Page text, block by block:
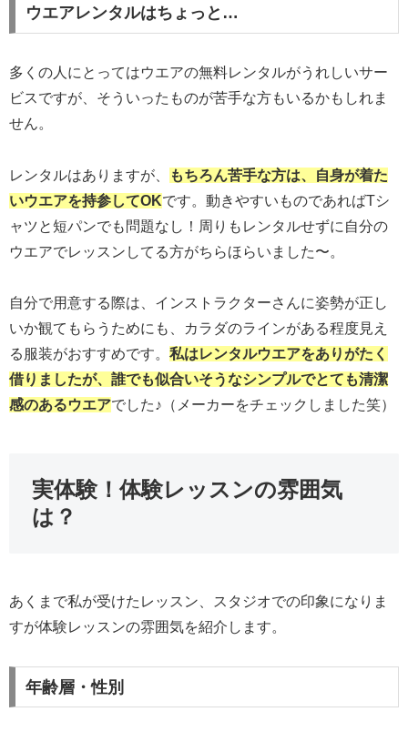
ウエアレンタルはちょっと…
多くの人にとってはウエアの無料レンタルがうれしいサー
ビスですが、そういったものが苦手な方もいるかもしれま
せん。
レンタルはありますが、
もちろん苦手な方は、自身が着た
いウエアを持参してOKです。動きやすいものであればTシ
ャツと短パンでも問題なし！周りもレンタルせずに自分の
ウエアでレッスンしてる方がちらほらいました〜。
自分で用意する際は、インストラクターさんに姿勢が正し
いか観てもらうためにも、カラダのラインがある程度見え
る服装がおすすめです。 私はレンタルウエアをありがたく
借りましたが、誰でも似合いそうなシンプルでとても清潔
感のあるウエアでした♪（メーカーをチェックしました笑）
実体験！体験レッスンの雰囲気
は？
あくまで私が受けたレッスン、スタジオでの印象になりま
すが体験レッスンの雰囲気を紹介します。
年齢層・性別